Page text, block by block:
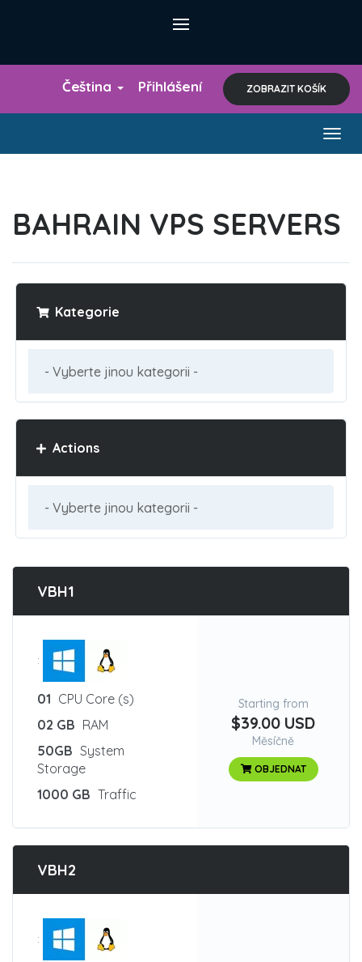
Čeština Přihlášení ZOBRAZIT KOŠÍK
BAHRAIN VPS SERVERS
Kategorie
Actions
VBH1
:
01 CPU Core (s)
02 GB RAM
50GB System
Storage
1000 GB Traffic
Starting from
$39.00 USD
Měsíčně
OBJEDNAT
VBH2
: